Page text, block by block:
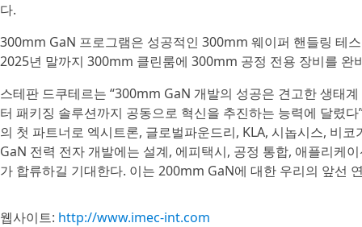
다.
300mm GaN 프로그램은 성공적인 300mm 웨이퍼 핸들링 테
2025년 말까지 300mm 클린룸에 300mm 공정 전용 장비를 완
스테판 드쿠테르는 “300mm GaN 개발의 성공은 견고한 생태
터 패키징 솔루션까지 공동으로 혁신을 추진하는 능력에 달렸
의 첫 파트너로 엑시트론, 글로벌파운드리, KLA, 시놉시스, 비
GaN 전력 전자 개발에는 설계, 에피택시, 공정 통합, 애플리케
가 합류하길 기대한다. 이는 200mm GaN에 대한 우리의 앞선
웹사이트: http://www.imec-int.com